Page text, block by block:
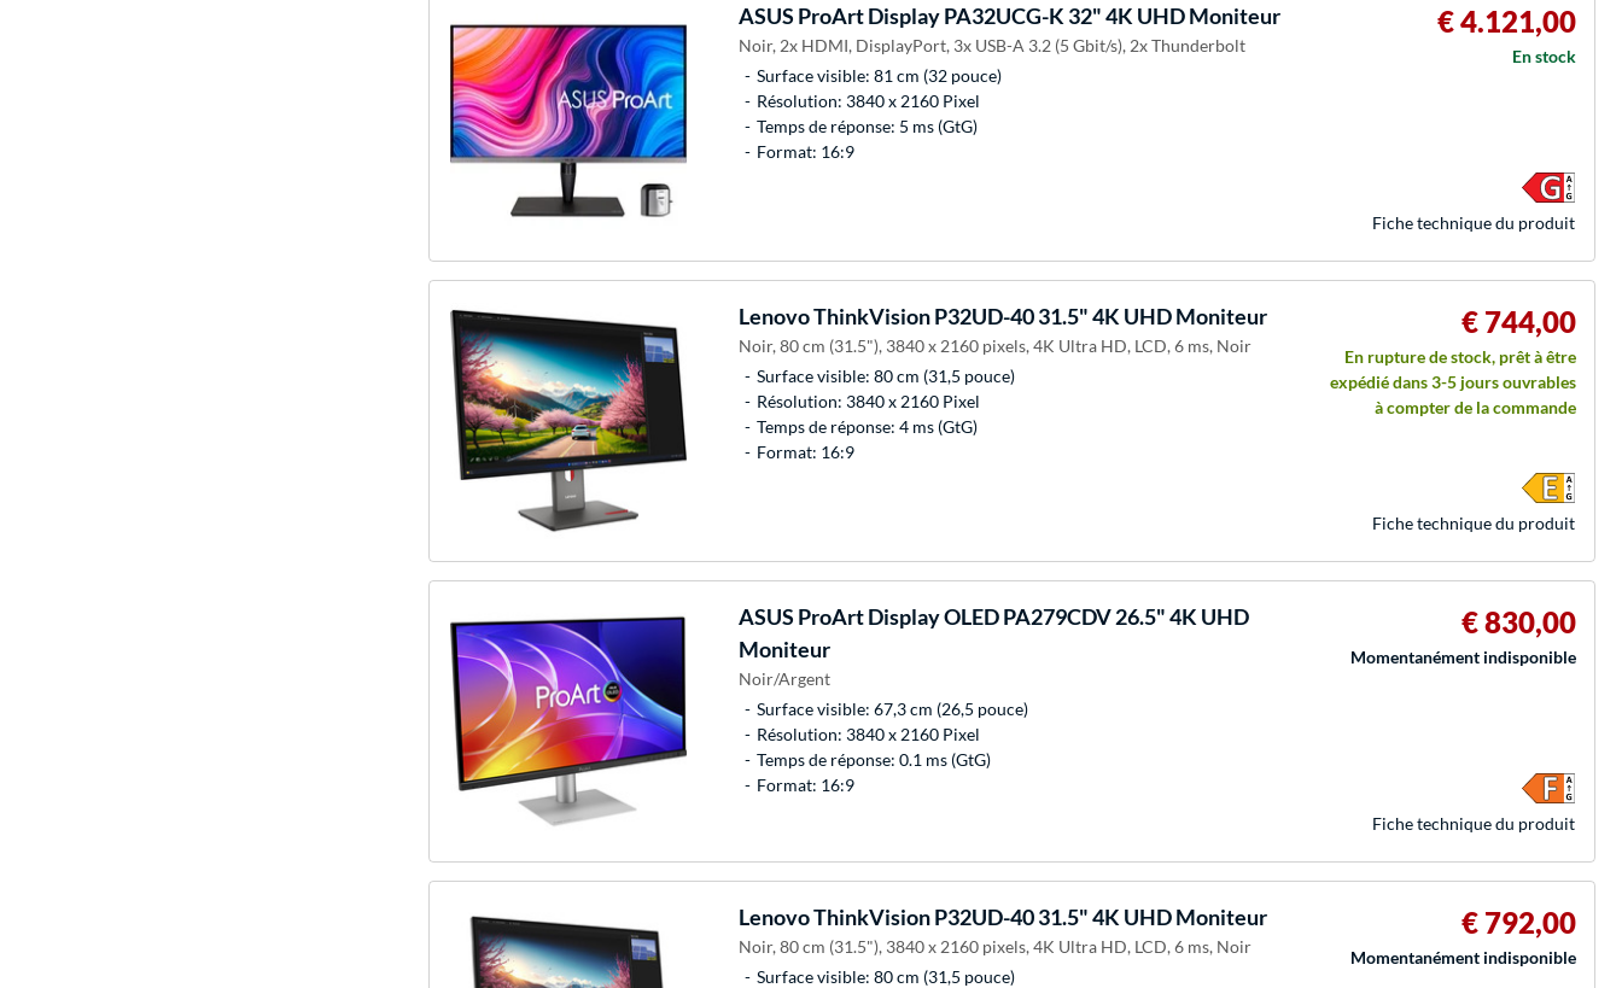
ASUS ProArt Display PA32UCG-K 32" 4K UHD Moniteur
Noir, 2x HDMI, DisplayPort, 3x USB-A 3.2 (5 Gbit/s), 2x Thunderbolt
Surface visible: 81 cm (32 pouce)
Résolution: 3840 x 2160 Pixel
Temps de réponse: 5 ms (GtG)
Format: 16:9
€ 4.121,00
En stock
Fiche technique du produit
LenovoThinkVision P32UD-40 31.5" 4K UHD Moniteur
Noir, 80 cm (31.5"), 3840 x 2160 pixels, 4K Ultra HD, LCD, 6 ms, Noir
Surface visible: 80 cm (31,5 pouce)
Résolution: 3840 x 2160 Pixel
Temps de réponse: 4 ms (GtG)
Format: 16:9
€ 744,00
En rupture de stock, prêt à être
expédié dans 3-5 jours ouvrables
à compter de la commande
Fiche technique du produit
ASUS ProArt Display OLED PA279CDV 26.5" 4K UHD
Moniteur
Noir/Argent
Surface visible: 67,3 cm (26,5 pouce)
Résolution: 3840 x 2160 Pixel
Temps de réponse: 0.1 ms (GtG)
Format: 16:9
€ 830,00
Momentanément indisponible
Fiche technique du produit
LenovoThinkVision P32UD-40 31.5" 4K UHD Moniteur
Noir, 80 cm (31.5"), 3840 x 2160 pixels, 4K Ultra HD, LCD, 6 ms, Noir
Surface visible: 80 cm (31,5 pouce)
€ 792,00
Momentanément indisponible